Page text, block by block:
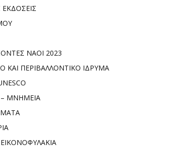
ΝΑΟΙ 2023
ΚΑΙ ΠΕΡΙΒΑΛΛΟΝΤΙΚΟ ΙΔΡΥΜΑ
– ΜΝΗΜΕΙΑ